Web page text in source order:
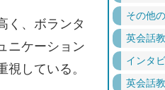
く、ボランタ
ニケーション
している。
その他
英会話
インタ
英会話